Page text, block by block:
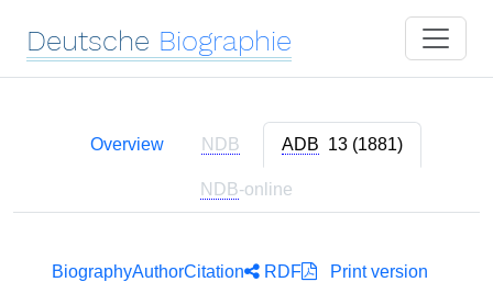
Deutsche Biographie
Overview NDB ADB 13 (1881)
NDB-online
BiographyAuthorCitation RDF
Print version